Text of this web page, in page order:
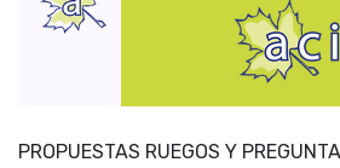
PROPUESTAS RUEGOS Y